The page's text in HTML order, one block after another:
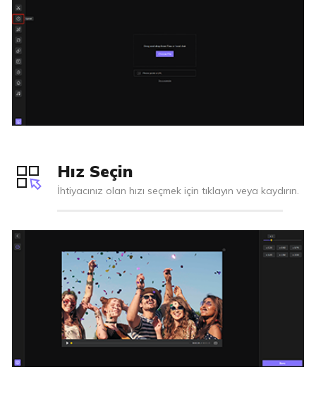
Hız Seçin
İhtiyacınız olan hızı seçmek için tıklayın veya kaydırın.